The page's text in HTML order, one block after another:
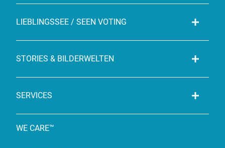
LIEBLINGSSEE / SEEN VOTING
STORIES & BILDERWELTEN
SERVICES
WE CARE™